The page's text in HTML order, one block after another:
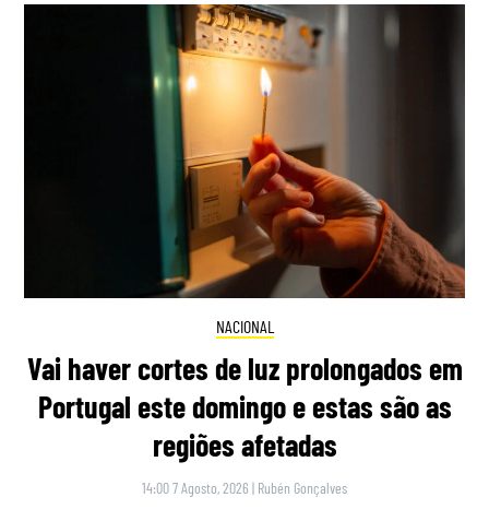
NACIONAL
Vai haver cortes de luz prolongados em
Portugal este domingo e estas são as
regiões afetadas
14:00 7 Agosto, 2026 | Rubén Gonçalves